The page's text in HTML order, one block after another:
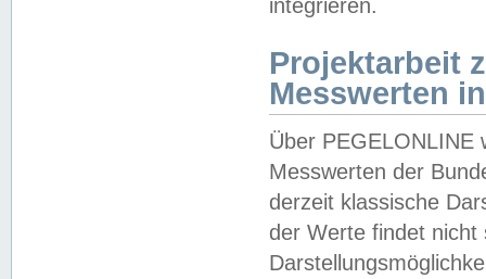
integrieren.
Projektarbeit
Messwerten
Über PEGELONLINE
Messwerten der
derzeit klassische
der Werte findet